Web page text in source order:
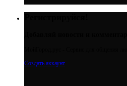
Создать аккаунт